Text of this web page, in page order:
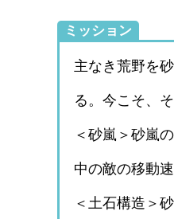
ミッション
主なき荒野を
る。今こそ、
＜砂嵐＞砂嵐
中の敵の移動
＜土石構造＞